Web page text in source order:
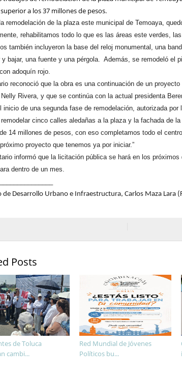
a los 37 millones de pesos.
remodelación de la plaza este municipal de Temoaya,
rehabilitamos todo lo que es las áreas este verdes,
también incluyeron la base del reloj monumental, una
y bajar, una fuente y una pérgola. Además, se remodeló el
adoquín rojo.
reconoció que la obra es una continuación de un
Rivera, y que se continúa con la actual presidenta
inicio de una segunda fase de remodelación, autorizada por
remodelar cinco calles aledañas a la plaza y la fachada de
14 millones de pesos, con eso completamos todo el
proyecto que tenemos ya por iniciar.”
informó que la licitación pública se hará en los
dentro de un mes.
de Desarrollo Urbano e Infraestructura, Carlos Maza Lara
Posts
Red Mundial de Jóvenes
Políticos bu...
de Toluca
cambi...